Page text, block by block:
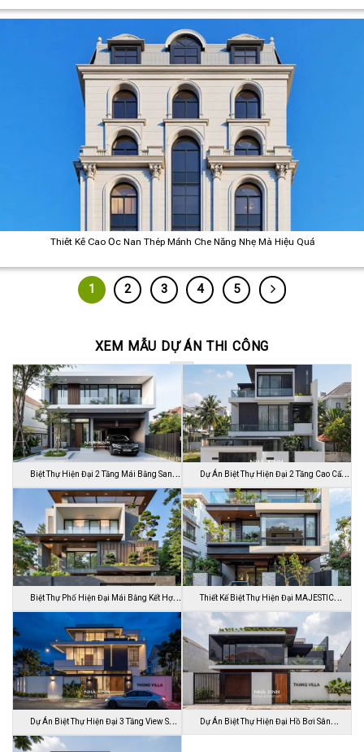
Thiết Kế Cao Ốc Nan Thép Mảnh Che Nắng Nhẹ Mà Hiệu Quả
1 2 3 4 5
XEM MẪU DỰ ÁN THI CÔNG
Biệt Thự Hiện Đại 2 Tầng Mái Bằng Sang Dự Án Biệt Thự Hiện Đại 2 Tầng Cao Cấp
Đ…
Biệt Thự Phố Hiện Đại Mái Bằng Kết Hợp Thiết Kế Biệt Thự Hiện Đại MAJESTIC
MODE…
Dự Án Biệt Thự Hiện Đại 3 Tầng View Sân
…
Dự Án Biệt Thự Hiện Đại Hồ Bơi Sân